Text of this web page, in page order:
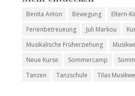
Benita Anton Bewegung
Eltern-
Ferienbetreueung
Juli Markou
Musikalische Früherziehung
Neue Kurse
Sommercamp
Tanzen
Tanzschule Tilas